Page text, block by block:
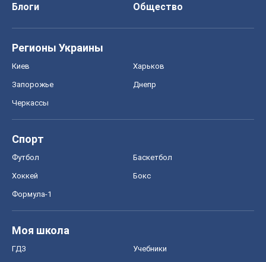
Блоги
Общество
Регионы Украины
Киев Харьков
Запорожье Днепр
Черкассы
Спорт
Футбол Баскетбол
Хоккей Бокс
Формула-1
Моя школа
ГДЗ Учебники